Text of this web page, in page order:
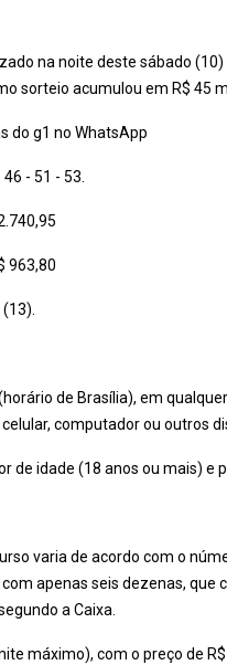
na noite deste sábado
sorteio acumulou em R$ 45
do g1 no WhatsApp
- 51 - 53.
963,80
de Brasília), em
computador ou outros
de idade (18 anos ou mais) e
varia de acordo com o
apenas seis dezenas, que
a Caixa.
máximo), com o preço de